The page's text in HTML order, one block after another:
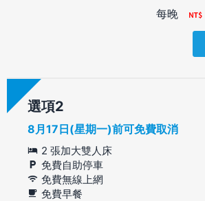
每晚
選項
8月17日(星期一)前可免費取消
2 張加大雙人床
免費自助停車
免費無線上網
免費早餐